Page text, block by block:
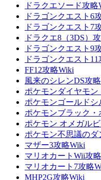
ドラクエソード攻略
ドラゴンクエスト6
ドラゴンクエスト7
ドラクエ8（3DS）
ドラゴンクエスト9
ドラゴンクエスト
FF12攻略Wiki
風来のシレンDS攻
ポケモンダイヤモ
ポケモンゴールドシ
ポケモンブラック
ポケモン オメガル
ポケモン不思議の
マザー3攻略Wiki
マリオカートWii攻
マリオカート7攻略
MHP2G攻略Wiki